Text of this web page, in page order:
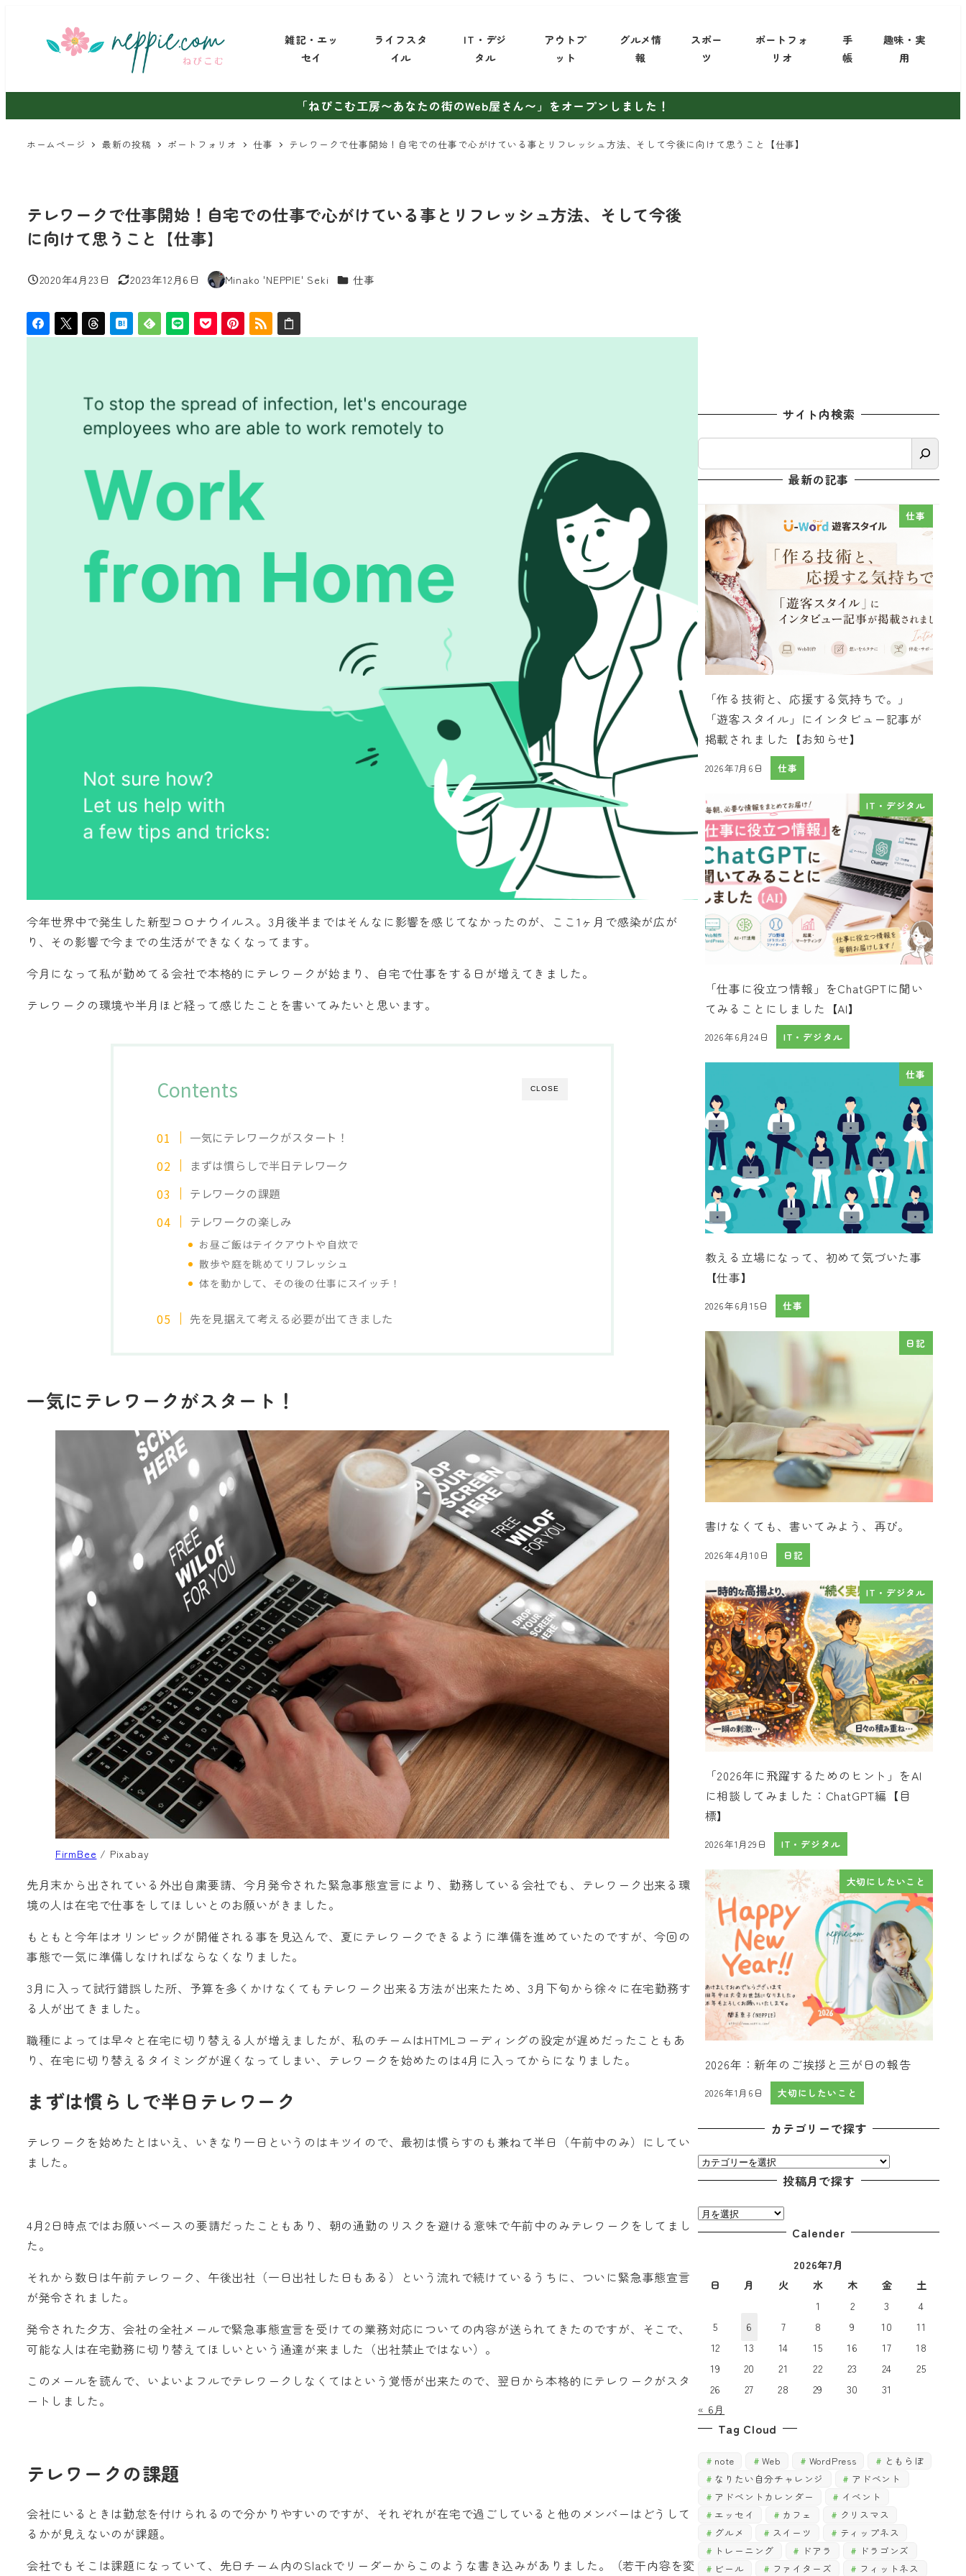
ン
テ
雑記・エッ
セイ
ライフスタ
イル
IT・デジ
タル
アウトプ
ット
グルメ情
報
スポー
ツ
ポートフォ
リオ
手
帳
趣味・実
用
「ねぴこむ工房〜あなたの街のWeb屋さん〜」をオープンしました！
ホームページ 最新の投稿 ポートフォリオ 仕事 テレワークで仕事開始！自宅での仕事で心がけている事とリフレッシュ方法、そして今後に向けて思うこと【仕事】
テレワークで仕事開始！自宅での仕事で心がけている事とリフレッシュ方法、そして今後
に向けて思うこと【仕事】
投稿日
2020年4月23日
更新日
2023年12月6日
著
Minako 'NEPPIE' Seki カテゴリー
仕事
今年世界中で発生した新型コロナウイルス。3月後半まではそんなに影響を感じてなかったのが、ここ1ヶ月で感染が広が
り、その影響で今までの生活ができなくなってます。
今月になって私が勤めてる会社で本格的にテレワークが始まり、自宅で仕事をする日が増えてきました。
テレワークの環境や半月ほど経って感じたことを書いてみたいと思います。
CLOSE
Contents
一気にテレワークがスタート！
まずは慣らしで半日テレワーク
テレワークの課題
テレワークの楽しみ
お昼ご飯はテイクアウトや自炊で
散歩や庭を眺めてリフレッシュ
体を動かして、その後の仕事にスイッチ！
先を見据えて考える必要が出てきました
一気にテレワークがスタート！
FirmBee / Pixabay
先月末から出されている外出自粛要請、今月発令された緊急事態宣言により、勤務している会社でも、テレワーク出来る環
境の人は在宅で仕事をしてほしいとのお願いがきました。
もともと今年はオリンピックが開催される事を見込んで、夏にテレワークできるように準備を進めていたのですが、今回の
事態で一気に準備しなければならなくなりました。
3月に入って試行錯誤した所、予算を多くかけなくてもテレワーク出来る方法が出来たため、3月下旬から徐々に在宅勤務す
る人が出てきました。
職種によっては早々と在宅に切り替える人が増えましたが、私のチームはHTMLコーディングの設定が遅めだったこともあ
り、在宅に切り替えるタイミングが遅くなってしまい、テレワークを始めたのは4月に入ってからになりました。
まずは慣らしで半日テレワーク
テレワークを始めたとはいえ、いきなり一日というのはキツイので、最初は慣らすのも兼ねて半日（午前中のみ）にしてい
ました。
4月2日時点ではお願いベースの要請だったこともあり、朝の通勤のリスクを避ける意味で午前中のみテレワークをしてまし
た。
それから数日は午前テレワーク、午後出社（一日出社した日もある）という流れで続けているうちに、ついに緊急事態宣言
が発令されました。
発令された夕方、会社の全社メールで緊急事態宣言を受けての業務対応についての内容が送られてきたのですが、そこで、
可能な人は在宅勤務に切り替えてほしいという通達が来ました（出社禁止ではない）。
このメールを読んで、いよいよフルでテレワークしなくてはという覚悟が出来たので、翌日から本格的にテレワークがスタ
ートしました。
テレワークの課題
会社にいるときは勤怠を付けられるので分かりやすいのですが、それぞれが在宅で過ごしていると他のメンバーはどうして
るかが見えないのが課題。
会社でもそこは課題になっていて、先日チーム内のSlackでリーダーからこのような書き込みがありました。（若干内容を変
サイト内検索
索
最新の記事
仕事
「作る技術と、応援する気持ちで。」
「遊客スタイル」にインタビュー記事が
掲載されました【お知らせ】
投稿日
2026年7月6日 仕事
IT・デジタル
「仕事に役立つ情報」をChatGPTに聞い
てみることにしました【AI】
投稿日
2026年6月24日 IT・デジタル
仕事
教える立場になって、初めて気づいた事
【仕事】
投稿日
2026年6月15日 仕事
日記
書けなくても、書いてみよう、再び。
投稿日
2026年4月10日 日記
IT・デジタル
「2026年に飛躍するためのヒント」をAI
に相談してみました：ChatGPT編【目
標】
投稿日
2026年1月29日 IT・デジタル
大切にしたいこと
2026年：新年のご挨拶と三が日の報告
投稿日
2026年1月6日 大切にしたいこと
カテゴリーで探す
カ
テ
リ
ー
投稿月で探す
投
稿
Calender
2026年7月
日
月 火 水 木 金
土
1
2 3
4
5
6 7 8 9 10
11
12
13 14 15 16 17
18
19
20 21 22 23 24
25
26
27 28 29 30
31
« 6月
Tag Cloud
note Web WordPress
ともらぼ
なりたい自分チャレンジ
アドベント
アドベントカレンダー
イベント
エッセイ
カフェ
クリスマス
グルメ
スイーツ
ティップネス
トレーニング
ドアラ
ドラゴンズ
ビール
ファイターズ フィットネス